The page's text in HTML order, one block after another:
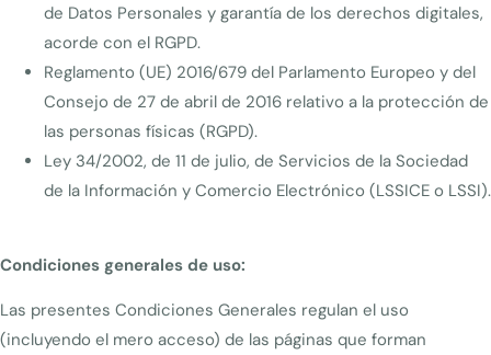
de Datos Personales y garantía de los derechos digitales,
acorde con el RGPD.
Reglamento (UE) 2016/679 del Parlamento Europeo y del
Consejo de 27 de abril de 2016 relativo a la protección de
las personas físicas (RGPD).
Ley 34/2002, de 11 de julio, de Servicios de la Sociedad
de la Información y Comercio Electrónico (LSSICE o LSSI).
Condiciones generales de uso:
Las presentes Condiciones Generales regulan el uso
(incluyendo el mero acceso) de las páginas que forman